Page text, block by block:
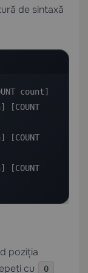
de sintaxă
count]
[COUNT
[COUNT
[COUNT
poziția
cu
0